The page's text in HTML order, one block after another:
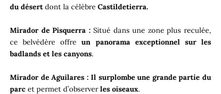
du désert dont la célèbre Castildetierra.
Mirador de Pisquerra :Situé dans une zone plus reculée,
ce belvédère offreun panorama exceptionnel sur les
badlands et les canyons.
Mirador de Aguilares :Il surplombe une grande partie du
parc et permet d’observerles oiseaux.